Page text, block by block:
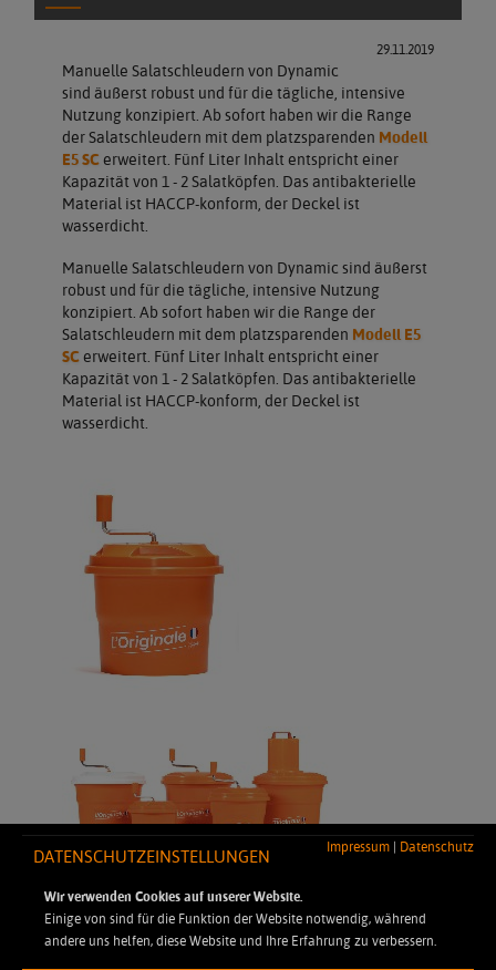
Impressum | Datenschutz
DATENSCHUTZEINSTELLUNGEN
Wir verwenden Cookies auf unserer Website.
Einige von sind für die Funktion der Website notwendig, während
andere uns helfen, diese Website und Ihre Erfahrung zu verbessern.
29.11.2019
Manuelle Salatschleudern von Dynamic
sind äußerst robust und für die tägliche, intensive
Nutzung konzipiert. Ab sofort haben wir die Range
der Salatschleudern mit dem platzsparenden Modell
E5 SCerweitert. Fünf Liter Inhalt entspricht einer
Kapazität von 1 - 2 Salatköpfen. Das antibakterielle
Material ist HACCP-konform, der Deckel ist
wasserdicht.
Manuelle Salatschleudern von Dynamic sind äußerst
robust und für die tägliche, intensive Nutzung
konzipiert. Ab sofort haben wir die Range der
Salatschleudern mit dem platzsparenden Modell E5
SCerweitert. Fünf Liter Inhalt entspricht einer
Kapazität von 1 - 2 Salatköpfen. Das antibakterielle
Material ist HACCP-konform, der Deckel ist
wasserdicht.